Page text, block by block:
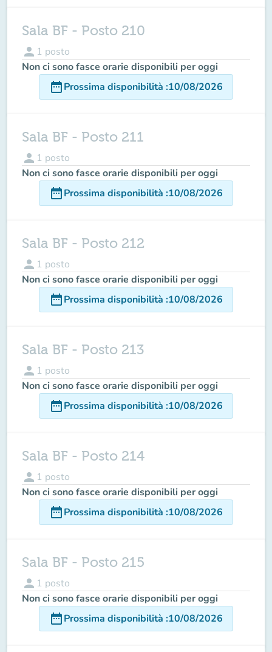
Sala BF - Posto 210
person 1 posto
Non ci sono fasce orarie disponibili per oggi
date_rangeProssima disponibilità :10/08/2026
Sala BF - Posto 211
person 1 posto
Non ci sono fasce orarie disponibili per oggi
date_rangeProssima disponibilità :10/08/2026
Sala BF - Posto 212
person 1 posto
Non ci sono fasce orarie disponibili per oggi
date_rangeProssima disponibilità :10/08/2026
Sala BF - Posto 213
person 1 posto
Non ci sono fasce orarie disponibili per oggi
date_rangeProssima disponibilità :10/08/2026
Sala BF - Posto 214
person 1 posto
Non ci sono fasce orarie disponibili per oggi
date_rangeProssima disponibilità :10/08/2026
Sala BF - Posto 215
person 1 posto
Non ci sono fasce orarie disponibili per oggi
date_rangeProssima disponibilità :10/08/2026